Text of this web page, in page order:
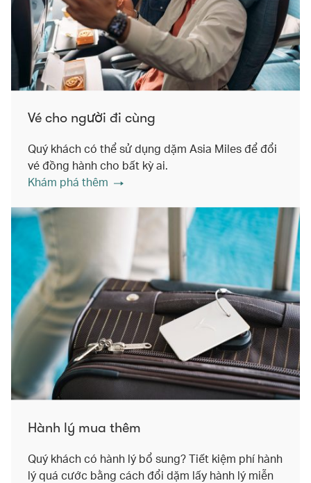
Vé cho người đi cùng
Quý khách có thể sử dụng dặm Asia Miles để đổi
vé đồng hành cho bất kỳ ai.
Khám phá thêm
Hành lý mua thêm
Quý khách có hành lý bổ sung? Tiết kiệm phí hành
lý quá cước bằng cách đổi dặm lấy hành lý miễn